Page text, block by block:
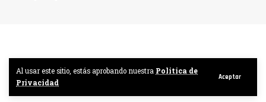
Al usar este sitio, estás aprobando nuestra Politica de
Privacidad
Aceptar